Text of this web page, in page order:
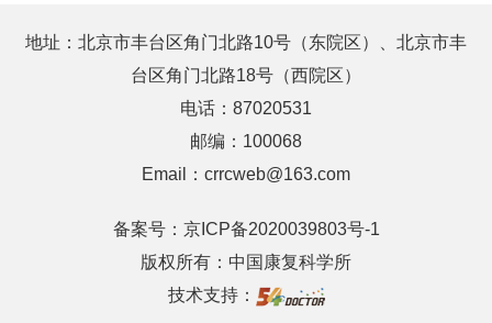
共卫生问题。为了解决这一困境，单原子纳米
酶已被用作多功能抗生素。然而，单个纳米酶
的功效受到其有限的催化活性和抗菌作用的阻
碍。因此，作者通过硫原子部分调节 Fe-Mn
双位配位构建了一种新型 N3-Fe1-Mn1-N2S
单原子对装饰在卵黄壳状碳骨架上。开发的
Fe/Mn-SNC 具有优异的多酶样级联活性（氧
化酶、超氧化物和过氧化物酶样活性）。它通
地址：北京市丰台区角门北路10号（东院区）、北京市丰
台区角门北路18号（西院区）
电话：87020531
邮编：100068
Email：crrcweb@163.com
备案号： 京ICP备2020039803号-1
版权所有：中国康复科学所
技术支持：